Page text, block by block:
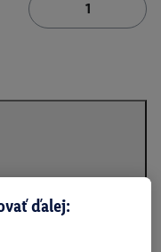
ďalej: